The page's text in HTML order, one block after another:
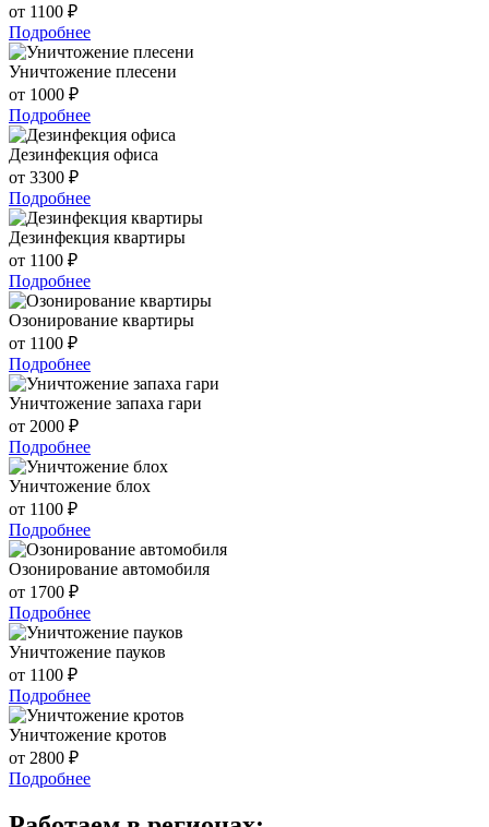
от 1100 ₽
Подробнее
Уничтожение плесени
от 1000 ₽
Подробнее
Дезинфекция офиса
от 3300 ₽
Подробнее
Дезинфекция квартиры
от 1100 ₽
Подробнее
Озонирование квартиры
от 1100 ₽
Подробнее
Уничтожение запаха гари
от 2000 ₽
Подробнее
Уничтожение блох
от 1100 ₽
Подробнее
Озонирование автомобиля
от 1700 ₽
Подробнее
Уничтожение пауков
от 1100 ₽
Подробнее
Уничтожение кротов
от 2800 ₽
Подробнее